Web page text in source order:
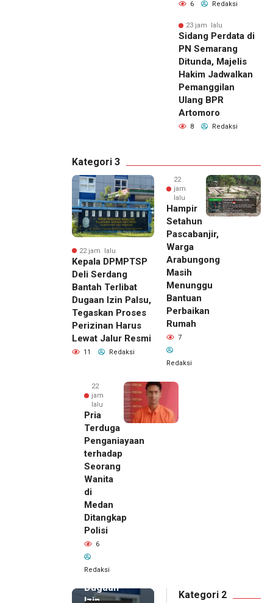
6 Redaksi
23 jam lalu
Sidang Perdata di
PN Semarang
Ditunda, Majelis
Hakim Jadwalkan
Pemanggilan
Ulang BPR
Artomoro
8 Redaksi
Kategori 3
22 jam lalu
Kepala DPMPTSP
Deli Serdang
Bantah Terlibat
Dugaan Izin Palsu,
Tegaskan Proses
Perizinan Harus
Lewat Jalur Resmi
11 Redaksi
22
jam
lalu
Hampir
Setahun
Pascabanjir,
Warga
Arabungong
Masih
Menunggu
Bantuan
Perbaikan
Rumah
7
Redaksi
22
jam
lalu
Pria
Terduga
Penganiayaan
terhadap
Seorang
Wanita
di
Medan
Ditangkap
Polisi
6
Redaksi
22 jam lalu
Kepala
DPMPTSP
Deli
Serdang
Bantah
Terlibat
Dugaan
Kategori 2